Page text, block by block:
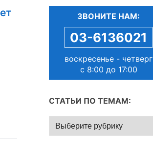
ЗВОНИТЕ НАМ:
03-6136021
воскресенье - четверг
с 8:00 до 17:00
СТАТЬИ ПО ТЕМАМ:
Статьи
по